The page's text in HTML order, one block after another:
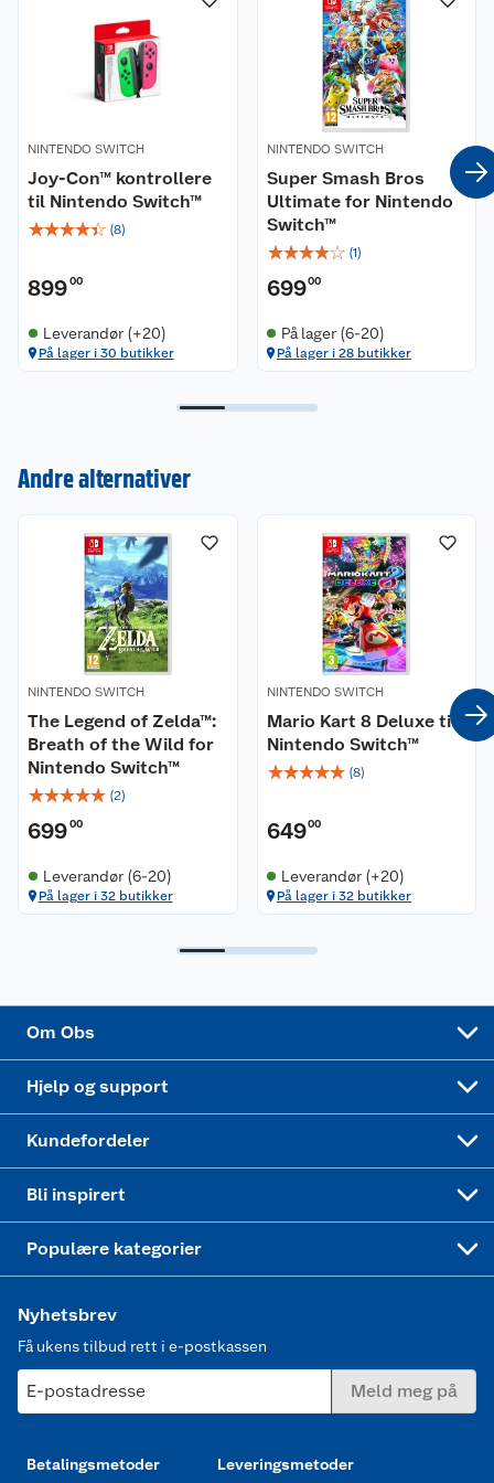
NINTENDO SWITCH
Joy-Con™ kontrollere
til Nintendo Switch™
☆☆☆☆☆ (8)
89900
Leverandør (+20)
På lager i 30 butikker
NINTENDO SWITCH
Super Smash Bros
Ultimate for Nintendo
Switch™
☆☆☆☆☆ (1)
69900
På lager (6-20)
På lager i 28 butikker
Andre alternativer
NINTENDO SWITCH
The Legend of Zelda™:
Breath of the Wild for
Nintendo Switch™
☆☆☆☆☆ (2)
69900
Leverandør (6-20)
På lager i 32 butikker
NINTENDO SWITCH
Mario Kart 8 Deluxe til
Nintendo Switch™
☆☆☆☆☆ (8)
64900
Leverandør (+20)
På lager i 32 butikker
Om Obs
Om oss
Nyheter
Våre butikker
Våre merkevarer
Coop kjeder
Ledige stillinger
Bærekraft
Hjelp og support
Kontakt oss
Angre- og returrett
Reklamasjon og garanti
Ofte stilte spørsmål
Betalingsalternativer
Leveringsalternativer
Pakkesporing
Kjøpsvilkår
Kundefordeler
Åpent kjøp
Coop medlem
Klikk og hent
Bli inspirert
Festdrakter til hele familien
Populære kategorier
Hagemøbler og utemøbler
Nyhetsbrev
Få ukens tilbud rett i e-postkassen
E-postadresse Meld meg på
Betalingsmetoder Leveringsmetoder